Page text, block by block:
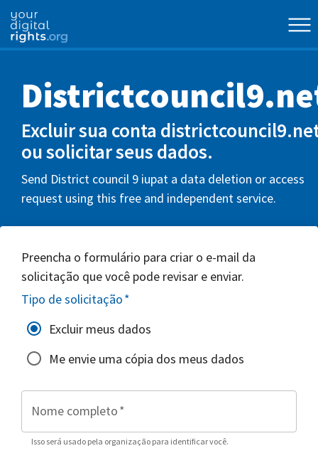
Excluir sua conta
ou solicitar seus dados.
Send District council 9 iupat a data deletion or access
request using this free and independent service.
Preencha o formulário para criar o e-mail da
solicitação que você pode revisar e enviar.
Tipo de solicitação*
Excluir meus dados
Me envie uma cópia dos meus dados
Nome completo*
Isso será usado pela organização para identificar você.